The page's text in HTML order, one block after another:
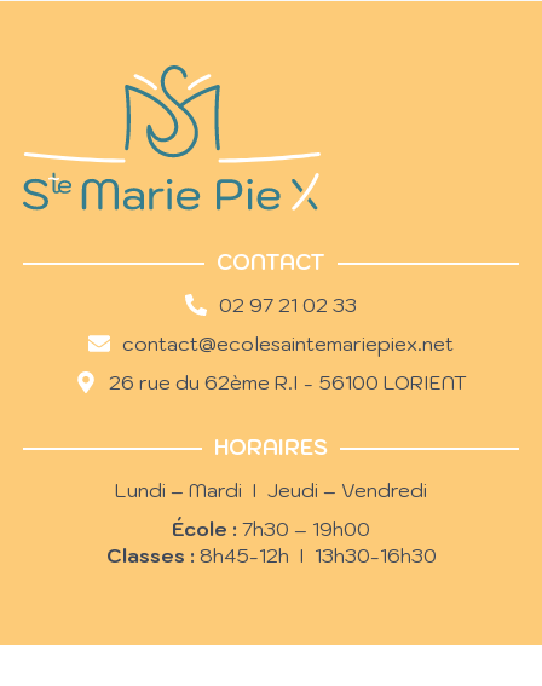
CONTACT
02 97 21 02 33
contact@ecolesaintemariepiex.net
26 rue du 62ème R.I - 56100 LORIENT
HORAIRES
Lundi – Mardi I Jeudi – Vendredi
École : 7h30 – 19h00
Classes : 8h45-12h I 13h30-16h30